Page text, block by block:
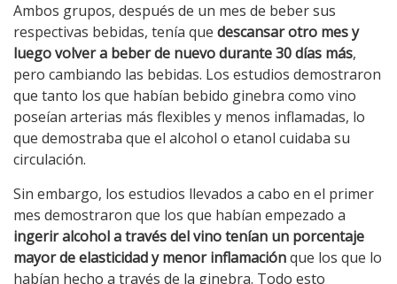
Ambos grupos, después de un mes de beber sus
respectivas bebidas, tenía que descansar otro mes y
luego volver a beber de nuevo durante 30 días más,
pero cambiando las bebidas. Los estudios demostraron
que tanto los que habían bebido ginebra como vino
poseían arterias más flexibles y menos inflamadas, lo
que demostraba que el alcohol o etanol cuidaba su
circulación.
Sin embargo, los estudios llevados a cabo en el primer
mes demostraron que los que habían empezado a
ingerir alcohol a través del vino tenían un porcentaje
mayor de elasticidad y menor inflamaciónque los que lo
habían hecho a través de la ginebra. Todo esto